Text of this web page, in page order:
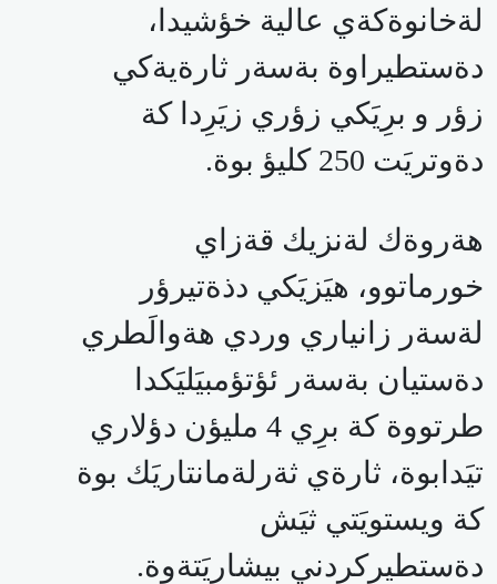
لةخانوةكةي عالية خؤشيدا،
دةستطيراوة بةسةر ثارةيةكي
زؤر و برِيَكي زؤري زيَرِدا كة
دةوتريَت 250 كليؤ بوة.
هةروةك لةنزيك قةزاي
خورماتوو، هيَزيَكي دذةتيرؤر
لةسةر زانياري وردي هةوالَطري
دةستيان بةسةر ئؤتؤمبيَليَكدا
طرتووة كة برِي 4 مليؤن دؤلاري
تيَدابوة، ثارةي ثةرلةمانتاريَك بوة
كة ويستويَتي ثيَش
دةستطيركردني بيشاريَتةوة.